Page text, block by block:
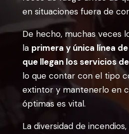
en situaciones fuera de
De hecho, muchas veces
la primera y única línea
que llegan los servicios
lo que contar con el tipo
extintor y mantenerlo en
óptimas es vital.
La diversidad de